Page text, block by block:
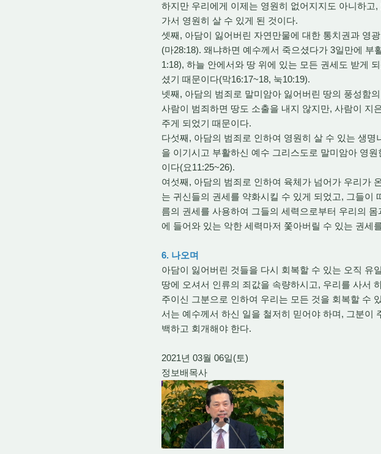
하지만 우리에게 이제는 영원히 없어지지도 아니하
가서 영원히 살 수 있게 된 것이다.
셋째, 아담이 잃어버린 자연만물에 대한 통치권과 영
(마28:18). 왜냐하면 예수께서 죽으셨다가 3일만에 부
1:18), 하늘 안에서와 땅 위에 있는 모든 권세도 받게
셨기 때문이다(막16:17~18, 눅10:19).
넷째, 아담의 범죄로 말미암아 잃어버린 땅의 풍성함
사람이 범죄하면 땅도 소출을 내지 않지만, 사람이 지
주게 되었기 때문이다.
다섯째, 아담의 범죄로 인하여 영원히 살 수 있는 생
을 이기시고 부활하신 예수 그리스도로 말미암아 영
이다(요11:25~26).
여섯째, 아담의 범죄로 인하여 육체가 넘어가 우리가
는 귀신들의 권세를 약화시킬 수 있게 되었고, 그들이
름의 권세를 사용하여 그들의 세력으로부터 우리의
에 들어와 있는 악한 세력마저 쫓아버릴 수 있는 권세
6. 나오며
아담이 잃어버린 것들을 다시 회복할 수 있는 오직 유
땅에 오셔서 인류의 죄값을 속량하시고, 우리를 사서
주이신 그분으로 인하여 우리는 모든 것을 회복할 수
서는 예수께서 하신 일을 철저히 믿어야 하며, 그분이
백하고 회개해야 한다.
2021년 03월 06일(토)
정보배목사